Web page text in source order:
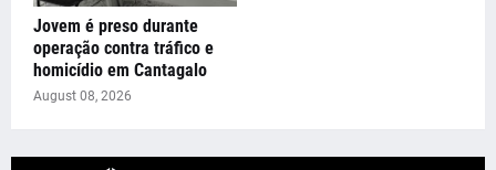
Jovem é preso durante
operação contra tráfico e
homicídio em Cantagalo
August 08, 2026